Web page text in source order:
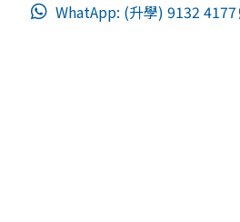
WhatApp: (升學) 9132 4177